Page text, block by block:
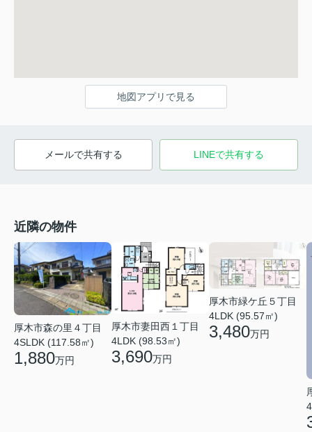
地図アプリで見る
メールで共有する LINEで共有する
近隣の物件
厚木市森の里４丁目
4SLDK (117.58㎡)
1,880万円
厚木市妻田西１丁目
4LDK (98.53㎡)
3,690万円
厚木市緑ケ丘５丁目
4LDK (95.57㎡)
3,480万円